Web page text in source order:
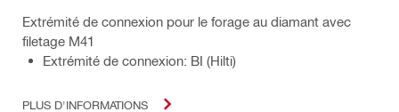
Extrémité de connexion pour le forage au diamant avec
filetage M41
Extrémité de connexion: BI (Hilti)
PLUS D'INFORMATIONS